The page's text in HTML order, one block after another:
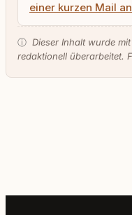
einer kurzen Mail
ⓘ Dieser Inhalt wurde
redaktionell überarbeitet.